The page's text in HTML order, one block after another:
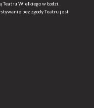
Wielkiego w Łodzi.
bez zgody Teatru jest